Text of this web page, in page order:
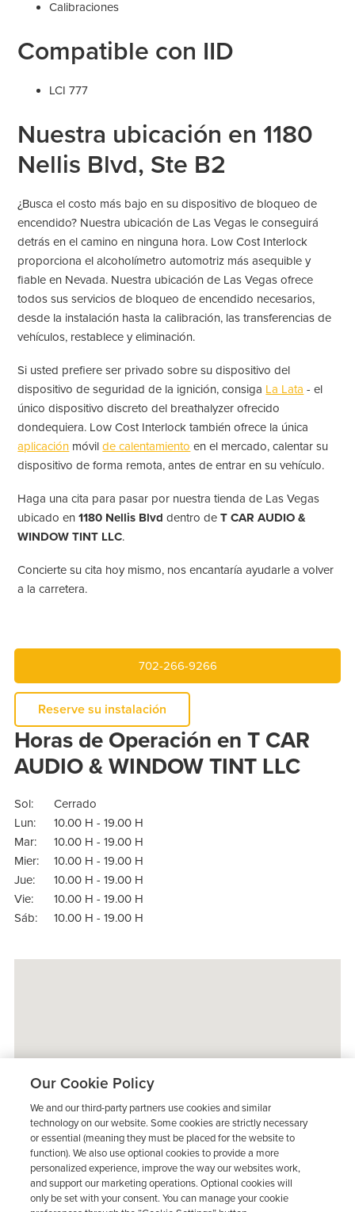
Calibraciones
Compatible con IID
LCI 777
Nuestra ubicación en 1180
Nellis Blvd, Ste B2
¿Busca el costo más bajo en su dispositivo de bloqueo de
encendido? Nuestra ubicación de Las Vegas le conseguirá
detrás en el camino en ninguna hora. Low Cost Interlock
proporciona el alcoholímetro automotriz más asequible y
fiable en Nevada. Nuestra ubicación de Las Vegas ofrece
todos sus servicios de bloqueo de encendido necesarios,
desde la instalación hasta la calibración, las transferencias de
vehículos, restablece y eliminación.
Si usted prefiere ser privado sobre su dispositivo del
dispositivo de seguridad de la ignición, consiga La Lata - el
único dispositivo discreto del breathalyzer ofrecido
dondequiera. Low Cost Interlock también ofrece la única
aplicación móvilde calentamiento en el mercado, calentar su
dispositivo de forma remota, antes de entrar en su vehículo.
Haga una cita para pasar por nuestra tienda de Las Vegas
ubicado en1180 Nellis Blvd dentro deT CAR AUDIO &
WINDOW TINT LLC.
Concierte su cita hoy mismo, nos encantaría ayudarle a volver
a la carretera.
702-266-9266
Reserve su instalación
Horas de Operación en T CAR
AUDIO & WINDOW TINT LLC
Sol:
Cerrado
Lun:
10.00 H - 19.00 H
Mar:
10.00 H - 19.00 H
Mier:
10.00 H - 19.00 H
Jue:
10.00 H - 19.00 H
Vie:
10.00 H - 19.00 H
Sáb:
10.00 H - 19.00 H
Our Cookie Policy
We and our third-party partners use cookies and similar
technology on our website. Some cookies are strictly necessary
or essential (meaning they must be placed for the website to
function). We also use optional cookies to provide a more
personalized experience, improve the way our websites work,
and support our marketing operations. Optional cookies will
only be set with your consent. You can manage your cookie